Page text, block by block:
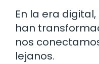
En la era
han
nos
lejanos.